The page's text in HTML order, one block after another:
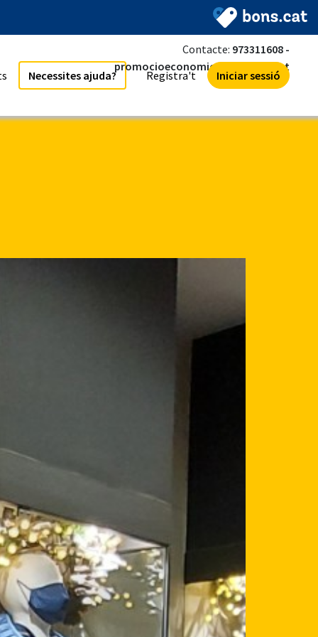
Necessites ajuda?
Contacte: 973311608 -
promocioeconomica@tarrega.cat
Registra't Iniciar sessió